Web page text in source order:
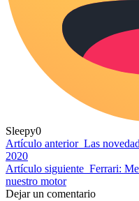
Sleepy0
Artículo anterior Las
2020
Artículo siguiente Ferrari:
nuestro motor
Dejar un comentario